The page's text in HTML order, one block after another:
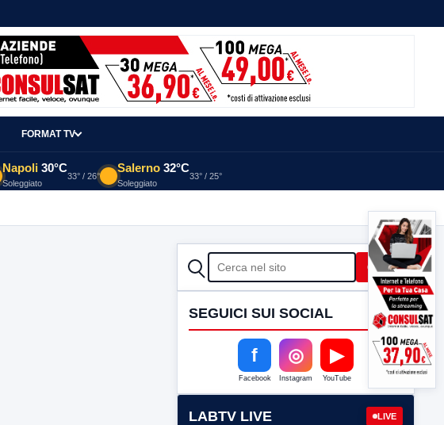
FORMAT TV
Napoli 30°C
Soleggiato
33° / 26°
Salerno 32°C
Soleggiato
33° / 25°
CERCA Cerca
SEGUICI SUI SOCIAL
f
Facebook
◎
Instagram
▶
YouTube
LABTV LIVE LIVE